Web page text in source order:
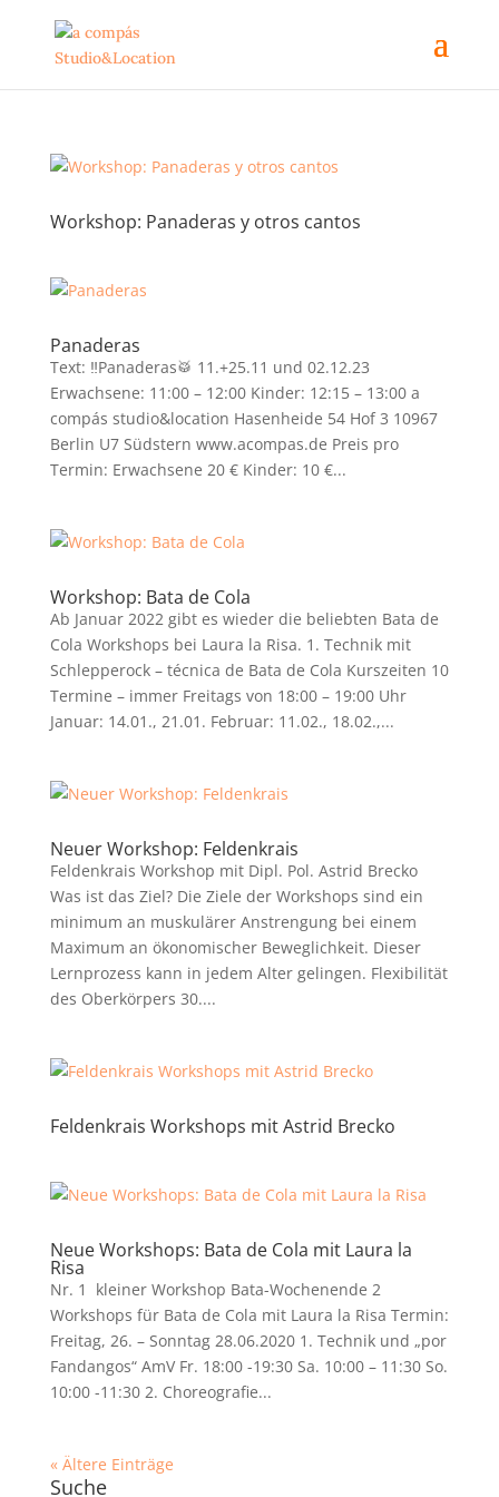
Workshop: Panaderas y otros cantos
Panaderas
Text: ‼️Panaderas🥁 11.+25.11 und 02.12.23
Erwachsene: 11:00 – 12:00 Kinder: 12:15 – 13:00 a
compás studio&location Hasenheide 54 Hof 3 10967
Berlin U7 Südstern www.acompas.de Preis pro
Termin: Erwachsene 20 € Kinder: 10 €...
Workshop: Bata de Cola
Ab Januar 2022 gibt es wieder die beliebten Bata de
Cola Workshops bei Laura la Risa. 1. Technik mit
Schlepperock – técnica de Bata de Cola Kurszeiten 10
Termine – immer Freitags von 18:00 – 19:00 Uhr
Januar: 14.01., 21.01. Februar: 11.02., 18.02.,...
Neuer Workshop: Feldenkrais
Feldenkrais Workshop mit Dipl. Pol. Astrid Brecko
Was ist das Ziel? Die Ziele der Workshops sind ein
minimum an muskulärer Anstrengung bei einem
Maximum an ökonomischer Beweglichkeit. Dieser
Lernprozess kann in jedem Alter gelingen. Flexibilität
des Oberkörpers 30....
Feldenkrais Workshops mit Astrid Brecko
Neue Workshops: Bata de Cola mit Laura la
Risa
Nr. 1 kleiner Workshop Bata-Wochenende 2
Workshops für Bata de Cola mit Laura la Risa Termin:
Freitag, 26. – Sonntag 28.06.2020 1. Technik und „por
Fandangos“ AmV Fr. 18:00 -19:30 Sa. 10:00 – 11:30 So.
10:00 -11:30 2. Choreografie...
« Ältere Einträge
Suche